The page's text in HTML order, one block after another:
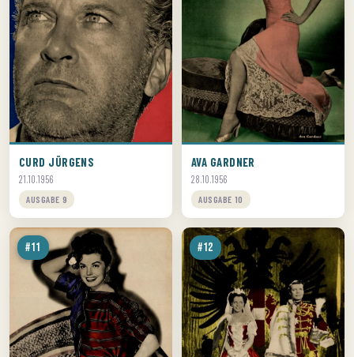
CURD JÜRGENS
21.10.1956
AUSGABE 9
AVA GARDNER
28.10.1956
AUSGABE 10
#11 #12